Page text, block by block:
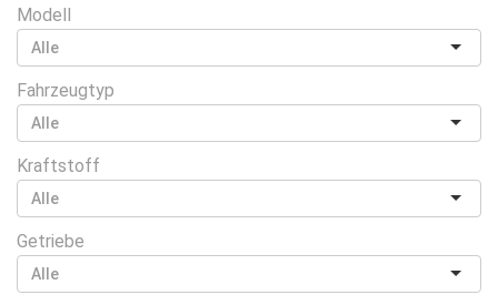
Modell
Fahrzeugtyp
Kraftstoff
Getriebe